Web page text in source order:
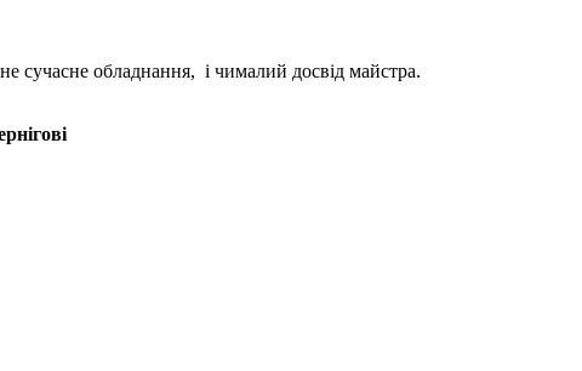
сучасне обладнання, і чималий досвід майстра.